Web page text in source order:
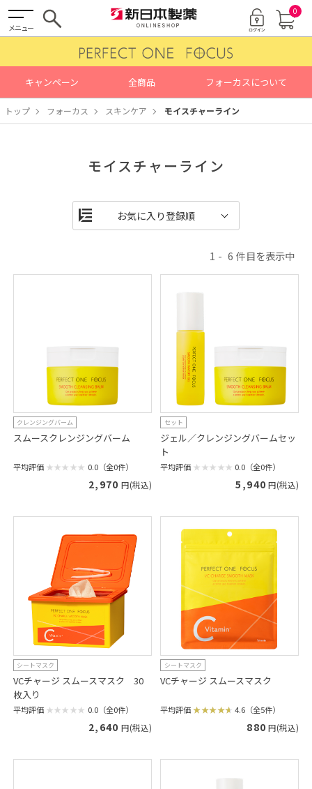
メニュー
0
キャンペーン 全商品 フォーカスについて
トップ フォーカス スキンケア モイスチャーライン
モイスチャーライン
1 6
クレンジングバーム
スムースクレンジングバーム
平均評価 0.0（全0件）
2,970 円(税込)
セット
ジェル／クレンジングバームセッ
ト
平均評価 0.0（全0件）
5,940 円(税込)
シートマスク
VCチャージ スムースマスク 30
枚入り
平均評価 0.0（全0件）
2,640 円(税込)
シートマスク
VCチャージ スムースマスク
平均評価 4.6（全5件）
880 円(税込)